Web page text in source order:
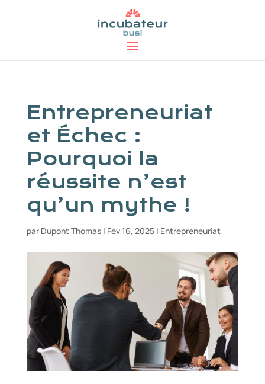
Entrepreneuriat
et Échec :
Pourquoi la
réussite n’est
qu’un mythe !
par Dupont Thomas| Fév 16, 2025| Entrepreneuriat